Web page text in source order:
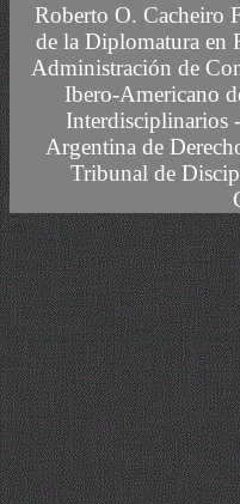
Roberto O. Cacheiro
de la Diplomatura en
Administración de
Ibero-Americano
Interdisciplinarios -
Argentina de
Tribunal de